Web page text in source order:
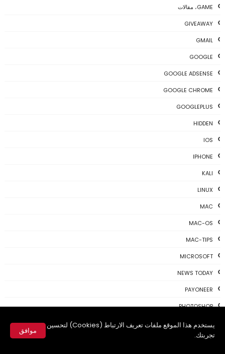
يستخدم هذا الموقع ملفات تعريف الارتباط (Cookies) لتحسين
تجربتك.
موافق
GAME، مقالات
GIVEAWAY
GMAIL
GOOGLE
GOOGLE ADSENSE
GOOGLE CHROME
GOOGLEPLUS
HIDDEN
IOS
IPHONE
KALI
LINUX
MAC
MAC-OS
MAC-TIPS
MICROSOFT
NEWS TODAY
PAYONEER
PHOTOSHOP
PROGRAMING
PROGRAMS